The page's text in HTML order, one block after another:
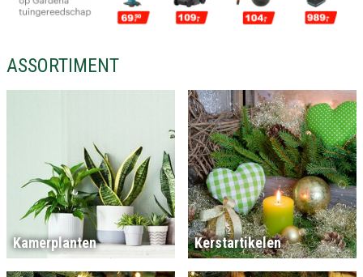
ASSORTIMENT
Kamerplanten Kerstartikelen